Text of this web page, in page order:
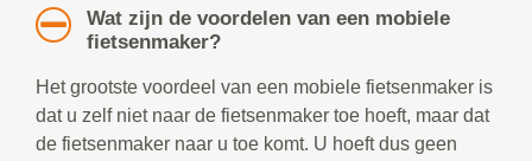
Wat zijn de voordelen van een mobiele
fietsenmaker?
Het grootste voordeel van een mobiele fietsenmaker is
dat u zelf niet naar de fietsenmaker toe hoeft, maar dat
de fietsenmaker naar u toe komt. U hoeft dus geen